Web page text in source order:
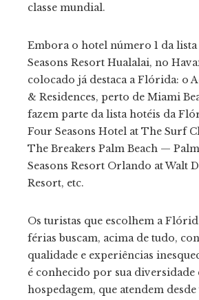
classe mundial.
Embora o hotel número 1 da
Seasons Resort Hualalai, no
colocado já destaca a Flórida: o
& Residences, perto de Miami
fazem parte da lista hotéis da
Four Seasons Hotel at The Surf
The Breakers Palm Beach —
Seasons Resort Orlando at Walt
Resort, etc.
Os turistas que escolhem a
férias buscam, acima de tudo,
qualidade e experiências
é conhecido por sua diversidade
hospedagem, que atendem